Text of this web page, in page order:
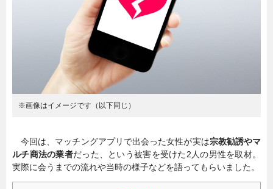
※画像はイメージです（以下同じ）
今回は、マッチングアプリで出会った女性が実は宗教勧誘やマ
ルチ商法の業者だった、という被害を受けた2人の男性を取材。
実際に会うまでの流れや当時の様子などを語ってもらいました。